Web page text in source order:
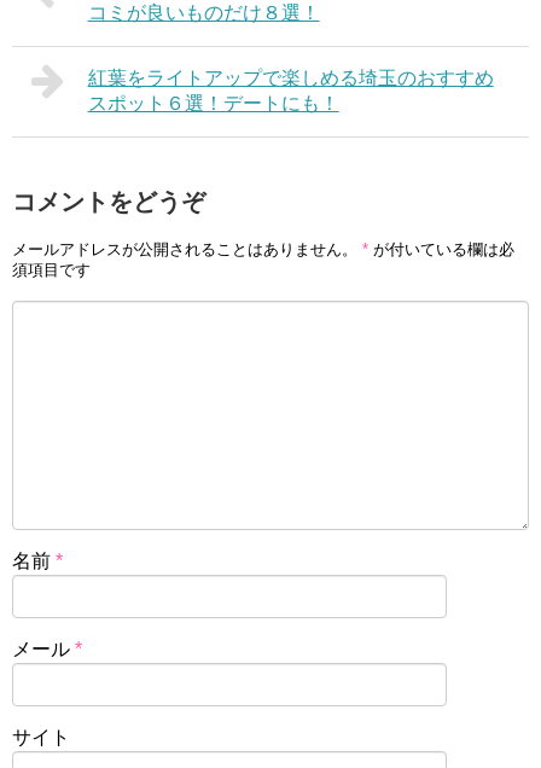
コミが良いものだけ８選！
紅葉をライトアップで楽しめる埼玉のおすすめ
スポット６選！デートにも！
コメントをどうぞ
メールアドレスが公開されることはありません。 * が付いている欄は必
須項目です
名前 *
メール *
サイト